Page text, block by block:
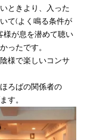
ときより、入った
て(よく鳴る条件が
様が息を潜めて聴い
ったです。
様で楽しいコンサ
ろばの関係者の
す。